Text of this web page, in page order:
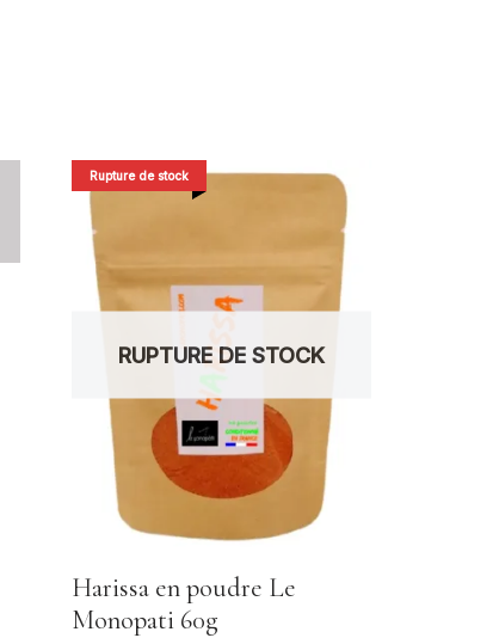
Rupture de stock
RUPTURE DE STOCK
Harissa en poudre Le
Monopati 60g